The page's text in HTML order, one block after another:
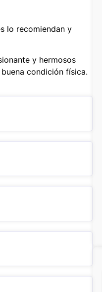
lo recomiendan y
y hermosos
condición física.